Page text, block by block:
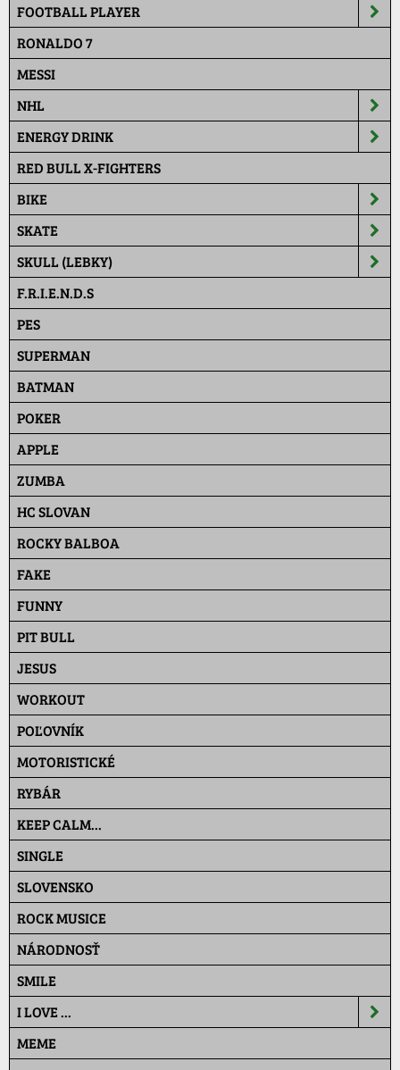
FOOTBALL PLAYER
RONALDO 7
MESSI
NHL
ENERGY DRINK
RED BULL X-FIGHTERS
BIKE
SKATE
SKULL (LEBKY)
F.R.I.E.N.D.S
PES
SUPERMAN
BATMAN
POKER
APPLE
ZUMBA
HC SLOVAN
ROCKY BALBOA
FAKE
FUNNY
PIT BULL
JESUS
WORKOUT
POĽOVNÍK
MOTORISTICKÉ
RYBÁR
KEEP CALM...
SINGLE
SLOVENSKO
ROCK MUSICE
NÁRODNOSŤ
SMILE
I LOVE ...
MEME